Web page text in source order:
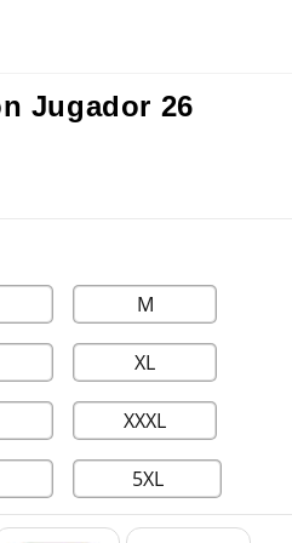
Jugador 26
M
XL
XXXL
5XL